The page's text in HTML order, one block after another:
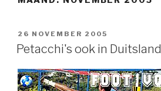
GEPLAATST
OP
26 NOVEMBER 2005
Petacchi's ook in Duitsland